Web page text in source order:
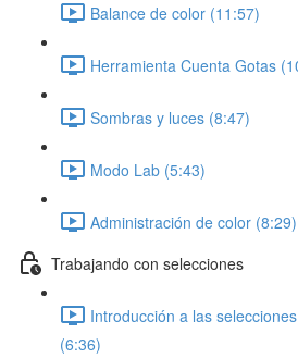
Balance de color (11:57)
Herramienta Cuenta Gotas
Sombras y luces (8:47)
Modo Lab (5:43)
Administración de color (8:29)
Trabajando con selecciones
Introducción a las
(6:36)